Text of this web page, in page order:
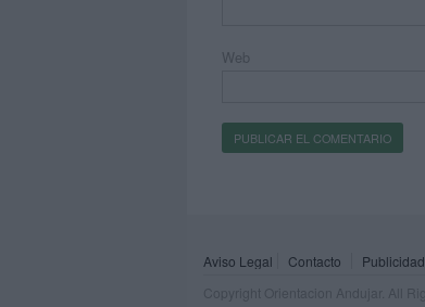
Web
Aviso Legal Contacto Publicidad